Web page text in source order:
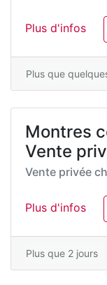
Plus d'infos
Plus que
Montres
Vente
Vente privée
Plus d'infos
Plus que 2 jours